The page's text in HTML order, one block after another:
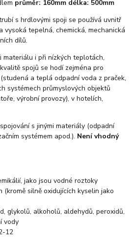
průměr: 160mm délka: 500mm
s hrdlovými spoji se používá uvnitř
vysoká tepelná, chemická, mechanická
dílů.
materiálu i při nízkých teplotách,
spojů se hodí zejména pro
a teplá odpadní voda z praček,
systémech průmyslových objektů
výrobní provozy), v hotelích,
s jinými materiály (odpadní
systémem apod.). Není vhodný
jako jsou vodné roztoky
(kromě silně oxidujících kyselin jako
glykolů, alkoholů, aldehydů, peroxidů,
vody
12